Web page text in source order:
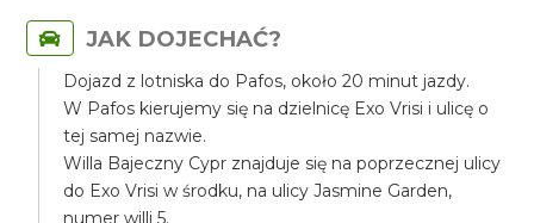
JAK DOJECHAĆ?
Dojazd z lotniska do Pafos, około 20 minut jazdy.
W Pafos kierujemy się na dzielnicę Exo Vrisi i ulicę o
tej samej nazwie.
Willa Bajeczny Cypr znajduje się na poprzecznej ulicy
do Exo Vrisi w środku, na ulicy Jasmine Garden,
numer willi 5.